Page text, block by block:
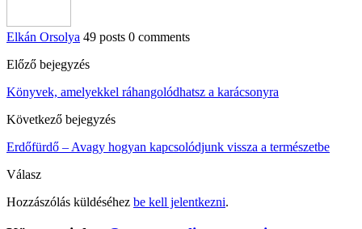
Elkán Orsolya 49 posts 0 comments
Előző bejegyzés
Könyvek, amelyekkel ráhangolódhatsz a karácsonyra
Következő bejegyzés
Erdőfürdő – Avagy hogyan kapcsolódjunk vissza a természetbe
Válasz
Hozzászólás küldéséhez be kell jelentkezni.